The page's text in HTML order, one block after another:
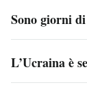
Sono giorni
L’Ucraina è